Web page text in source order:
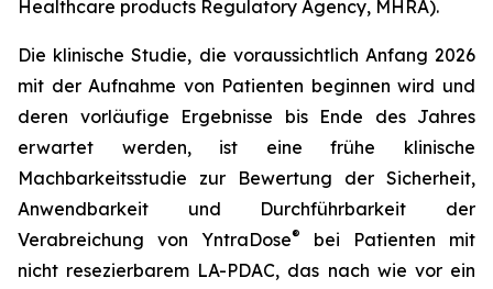
Healthcare products Regulatory Agency, MHRA).
Die klinische Studie, die voraussichtlich Anfang 2026
mit der Aufnahme von Patienten beginnen wird und
deren vorläufige Ergebnisse bis Ende des Jahres
erwartet werden, ist eine frühe klinische
Machbarkeitsstudie zur Bewertung der Sicherheit,
Anwendbarkeit und Durchführbarkeit der
Verabreichung von YntraDose®
bei Patienten mit
nicht resezierbarem LA-PDAC, das nach wie vor ein